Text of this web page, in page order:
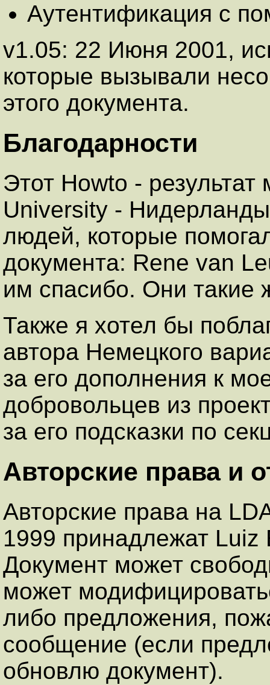
Аутентификация с
v1.05: 22 Июня 2001,
которые вызывали
этого документа.
Благодарности
Этот Howto -
University -
людей, которые
документа: Rene van
им спасибо. Они такие
Также я хотел бы
автора Немецкого
за его дополнения к
добровольцев из
за его подсказки по
Авторские права и
Авторские права на
1999 принадлежат
Документ может
может
либо предложения,
сообщение (если
обновлю документ).